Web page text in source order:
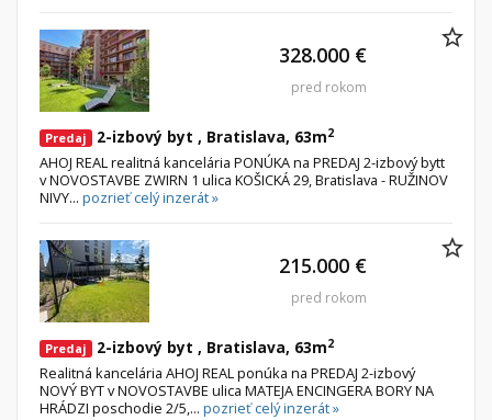
Predaj 2-izbový byt , Bratislava, 63m2
AHOJ REAL realitná kancelária PONÚKA na PREDAJ 2-izbový bytt
v NOVOSTAVBE ZWIRN 1 ulica KOŠICKÁ 29, Bratislava - RUŽINOV
NIVY... pozrieť celý inzerát »
328.000 €
pred rokom
Predaj 2-izbový byt , Bratislava, 63m2
Realitná kancelária AHOJ REAL ponúka na PREDAJ 2-izbový
NOVÝ BYT v NOVOSTAVBE ulica MATEJA ENCINGERA BORY NA
HRÁDZI poschodie 2/5,... pozrieť celý inzerát »
215.000 €
pred rokom